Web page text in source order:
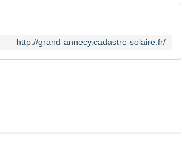
http://grand-annecy.cadastre-solaire.fr/